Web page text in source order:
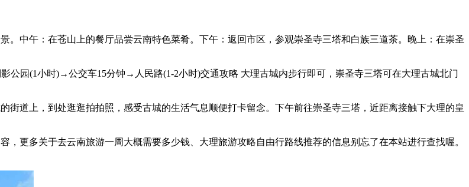
。中午：在苍山上的餐厅品尝云南特色菜肴。下午：返回市区，参观崇圣寺三塔和白族三道茶。晚上：在崇圣
园(1小时)→公交车15分钟→人民路(1-2小时)交通攻略 大理古城内步行即可，崇圣寺三塔可在大理古城北门
道上，到处逛逛拍拍照，感受古城的生活气息顺便打卡留念。下午前往崇圣寺三塔，近距离接触下大理的皇
更多关于去云南旅游一周大概需要多少钱、大理旅游攻略自由行路线推荐的信息别忘了在本站进行查找喔。